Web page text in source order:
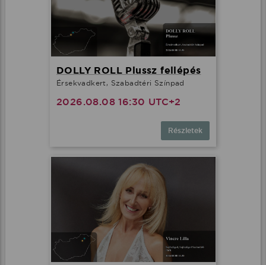
DOLLY ROLL Plussz fellépés
Érsekvadkert, Szabadtéri Színpad
2026.08.08 16:30 UTC+2
Részletek